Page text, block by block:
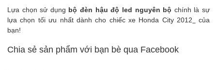
Lựa chọn sử dụng bộ đèn hậu độ led nguyên bộ chính là sự
lựa chọn tối ưu nhất dành cho chiếc xe Honda City 2012
của
bạn!
Chia sẻ sản phẩm với bạn bè qua Facebook